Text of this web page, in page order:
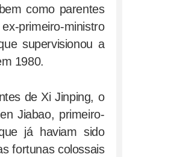
como parentes
primeiro-ministro
supervisionou a
1980.
de Xi Jinping, o
Jiabao, primeiro-
já haviam sido
fortunas colossais